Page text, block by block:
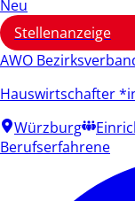
Neu
Stellenanzeige
AWO
Hauswirtschafter
Würzburg
Berufserfahrene